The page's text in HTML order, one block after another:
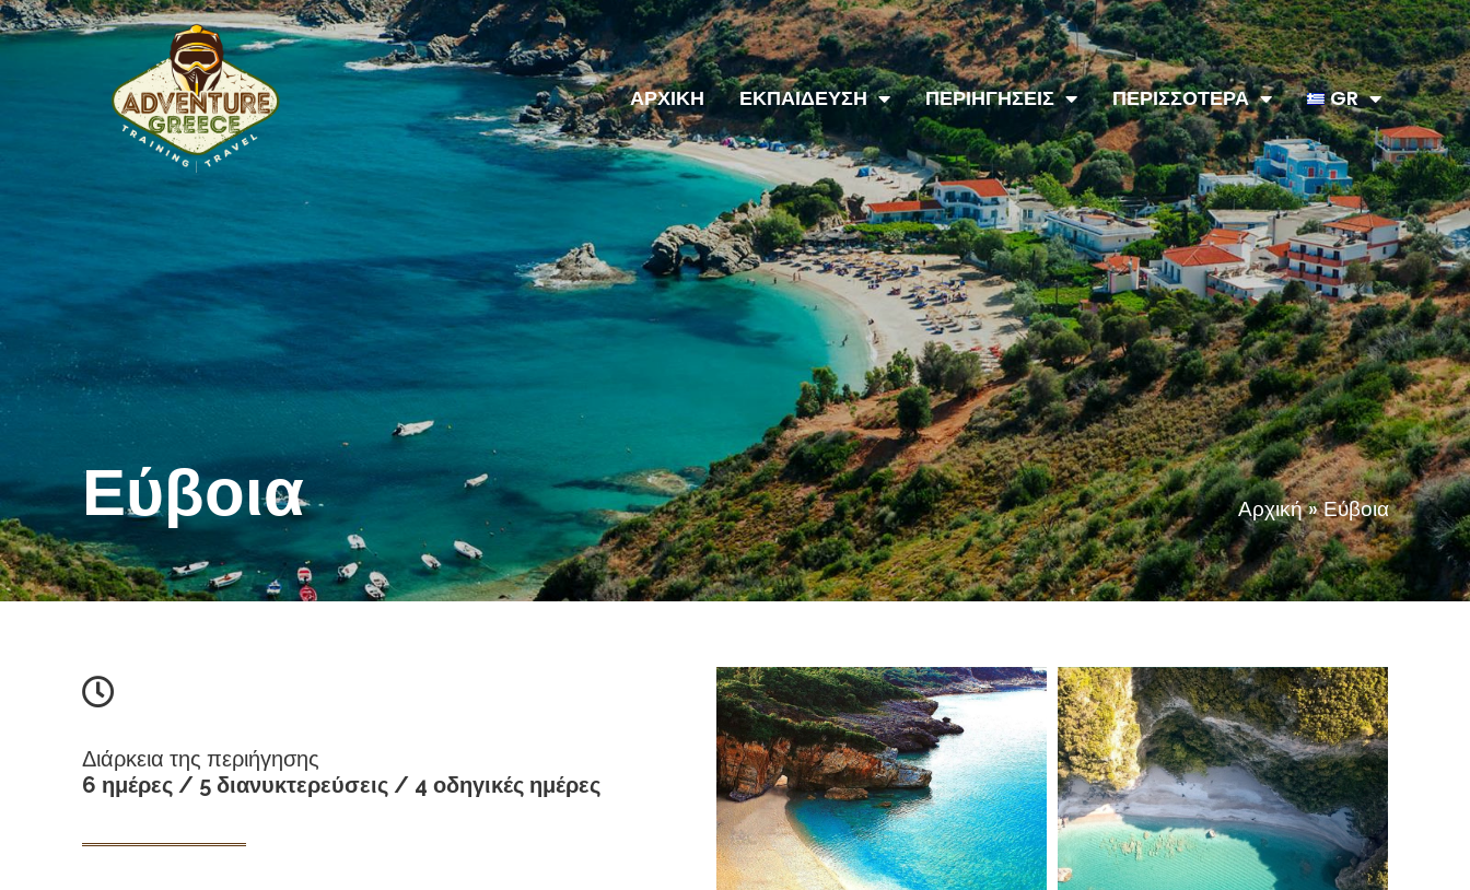
ΑΡΧΙΚΗ ΕΚΠΑΙΔΕΥΣΗ ΠΕΡΙΗΓΗΣΕΙΣ ΠΕΡΙΣΣΟΤΕΡΑ GR
Εύβοια Αρχική»Εύβοια
Διάρκεια της περιήγησης
6 ημέρες / 5 διανυκτερεύσεις / 4 οδηγικές ημέρες